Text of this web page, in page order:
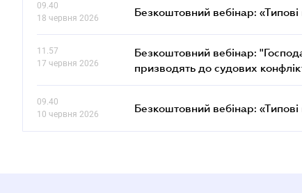
09.40
18 червня 2026
Безкоштовний вебінар:
11.57
17 червня 2026
Безкоштовний вебінар:
призводять до судових
09.40
10 червня 2026
Безкоштовний вебінар: